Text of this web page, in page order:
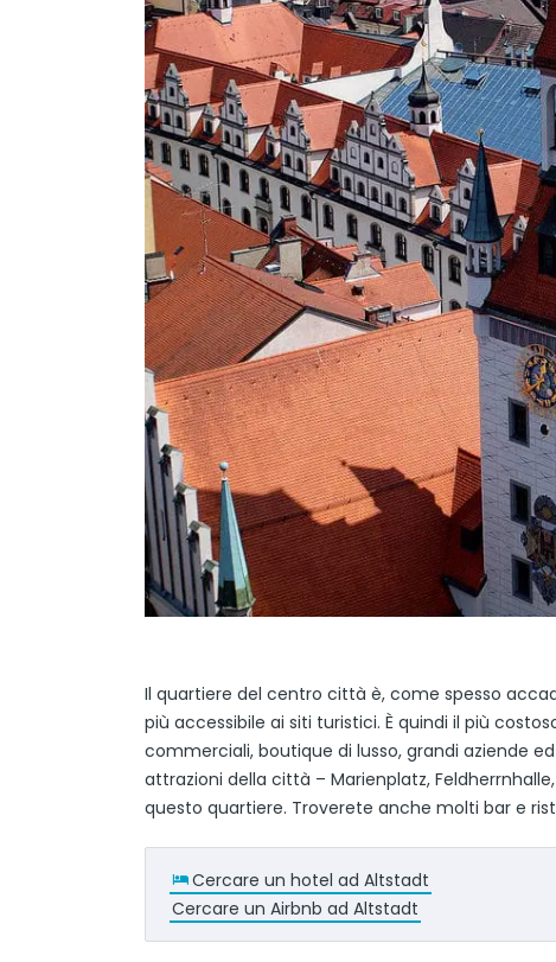
Il quartiere del centro città è, come spesso
più accessibile ai siti turistici. È quindi il più
commerciali, boutique di lusso, grandi aziende
attrazioni della città – Marienplatz,
questo quartiere. Troverete anche molti bar e
Cercare un hotel ad Altstadt
Cercare un Airbnb ad Altstadt